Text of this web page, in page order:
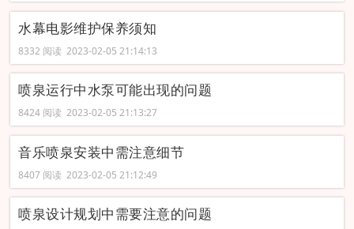
水幕电影维护保养须知
8332 阅读 2023-02-05 21:14:13
喷泉运行中水泵可能出现的问题
8424 阅读 2023-02-05 21:13:27
音乐喷泉安装中需注意细节
8407 阅读 2023-02-05 21:12:49
喷泉设计规划中需要注意的问题